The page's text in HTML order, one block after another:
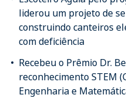
liderou um projeto de
construindo canteiros
com deficiência
Recebeu o Prêmio Dr.
reconhecimento STEM
Engenharia e